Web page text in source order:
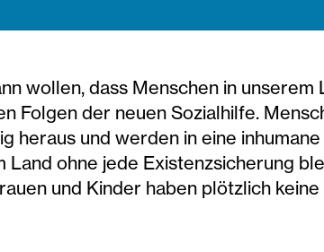
wollen, dass Menschen in
Folgen der neuen Sozialhilfe.
heraus und werden in eine
Land ohne jede Existenzsicherung
und Kinder haben plötzlich